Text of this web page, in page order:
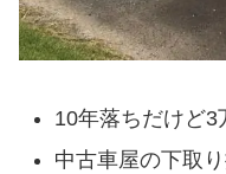
10年落ちだけど3
中古車屋の下取